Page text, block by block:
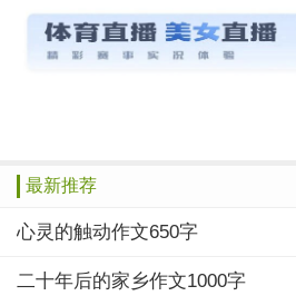
作文宝典
推荐 小学 初中
最新推荐
心灵的触动作文650字
二十年后的家乡作文1000字